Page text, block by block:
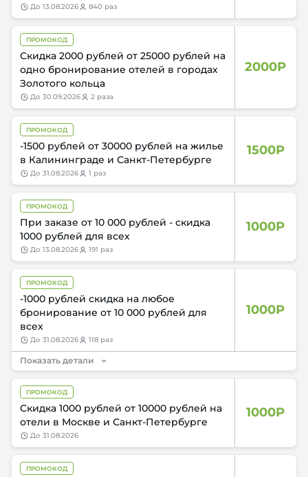
до 13.08.2026 840 раз
2000Р
ПРОМОКОД
Скидка 2000 рублей от 25000 рублей на
одно бронирование отелей в городах
Золотого кольца
до 30.09.2026 2 раза
1500Р
ПРОМОКОД
-1500 рублей от 30000 рублей на жилье
в Калининграде и Санкт-Петербурге
до 31.08.2026 1 раз
1000Р
ПРОМОКОД
При заказе от 10 000 рублей - скидка
1000 рублей для всех
до 13.08.2026 191 раз
1000Р
ПРОМОКОД
-1000 рублей скидка на любое
бронирование от 10 000 рублей для
всех
до 31.08.2026 118 раз
Показать детали
1000Р
ПРОМОКОД
Скидка 1000 рублей от 10000 рублей на
отели в Москве и Санкт-Петербурге
до 31.08.2026
ПРОМОКОД